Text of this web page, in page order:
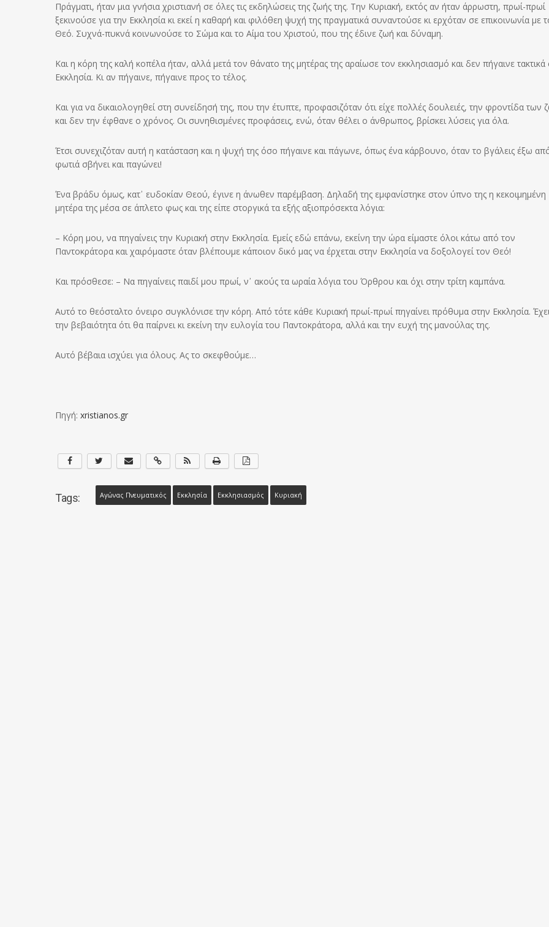
Πράγματι, ήταν μια γνήσια χριστιανή σε όλες τις εκδηλώσεις της ζωής της. Την Κυριακή, εκτός αν ήταν άρρωστη, πρωί-πρωί
ξεκινούσε για την Εκκλησία κι εκεί η καθαρή και φιλόθεη ψυχή της πραγματικά συναντούσε κι ερχόταν σε επικοινωνία με
Θεό. Συχνά-πυκνά κοινωνούσε το Σώμα και το Αίμα του Χριστού, που της έδινε ζωή και δύναμη.
Και η κόρη της καλή κοπέλα ήταν, αλλά μετά τον θάνατο της μητέρας της αραίωσε τον εκκλησιασμό και δεν πήγαινε τακτικά
Εκκλησία. Κι αν πήγαινε, πήγαινε προς το τέλος.
Και για να δικαιολογηθεί στη συνείδησή της, που την έτυπτε, προφασιζόταν ότι είχε πολλές δουλειές, την φροντίδα των
και δεν την έφθανε ο χρόνος. Οι συνηθισμένες προφάσεις, ενώ, όταν θέλει ο άνθρωπος, βρίσκει λύσεις για όλα.
Έτσι συνεχιζόταν αυτή η κατάσταση και η ψυχή της όσο πήγαινε και πάγωνε, όπως ένα κάρβουνο, όταν το βγάλεις έξω
φωτιά σβήνει και παγώνει!
Ένα βράδυ όμως, κατ᾽ ευδοκίαν Θεού, έγινε η άνωθεν παρέμβαση. Δηλαδή της εμφανίστηκε στον ύπνο της η κεκοιμημένη
μητέρα της μέσα σε άπλετο φως και της είπε στοργικά τα εξής αξιοπρόσεκτα λόγια:
– Κόρη μου, να πηγαίνεις την Κυριακή στην Εκκλησία. Εμείς εδώ επάνω, εκείνη την ώρα είμαστε όλοι κάτω από τον
Παντοκράτορα και χαιρόμαστε όταν βλέπουμε κάποιον δικό μας να έρχεται στην Εκκλησία να δοξολογεί τον Θεό!
Και πρόσθεσε: – Να πηγαίνεις παιδί μου πρωί, ν᾽ ακούς τα ωραία λόγια του Όρθρου και όχι στην τρίτη καμπάνα.
Αυτό το θεόσταλτο όνειρο συγκλόνισε την κόρη. Από τότε κάθε Κυριακή πρωί-πρωί πηγαίνει πρόθυμα στην Εκκλησία.
την βεβαιότητα ότι θα παίρνει κι εκείνη την ευλογία του Παντοκράτορα, αλλά και την ευχή της μανούλας της.
Αυτό βέβαια ισχύει για όλους. Ας το σκεφθούμε…
Πηγή: xristianos.gr
Tags: Αγώνας Πνευματικός Εκκλησία Εκκλησιασμός Κυριακή